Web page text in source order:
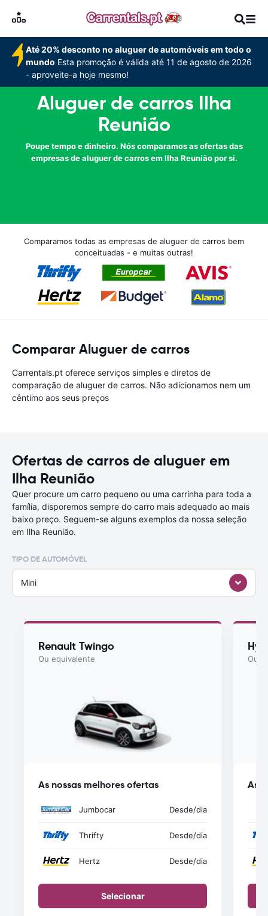
Até 20% desconto no aluguer de automóveis em todo o
mundo Esta promoção é válida até 11 de agosto de 2026
- aproveite-a hoje mesmo!
Aluguer de carros Ilha
Reunião
Poupe tempo e dinheiro. Nós comparamos as ofertas das
empresas de aluguer de carros em Ilha Reunião por si.
Comparamos todas as empresas de aluguer de carros bem
conceituadas - e muitas outras!
Comparar Aluguer de carros
Carrentals.pt oferece serviços simples e diretos de
comparação de aluguer de carros. Não adicionamos nem um
cêntimo aos seus preços
Ofertas de carros de aluguer em
Ilha Reunião
Quer procure um carro pequeno ou uma carrinha para toda a
família, disporemos sempre do carro mais adequado ao mais
baixo preço. Seguem-se alguns exemplos da nossa seleção
em Ilha Reunião.
TIPO DE AUTOMÓVEL
Mini
Renault Twingo
Ou equivalente
As nossas melhores ofertas
Jumbocar Desde/dia
Thrifty Desde/dia
Hertz Desde/dia
Selecionar
Ou
As